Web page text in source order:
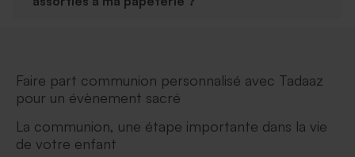
Faire part communion personnalisé avec Tadaaz
pour un évènement sacré
La communion, une étape importante dans la vie
de votre enfant